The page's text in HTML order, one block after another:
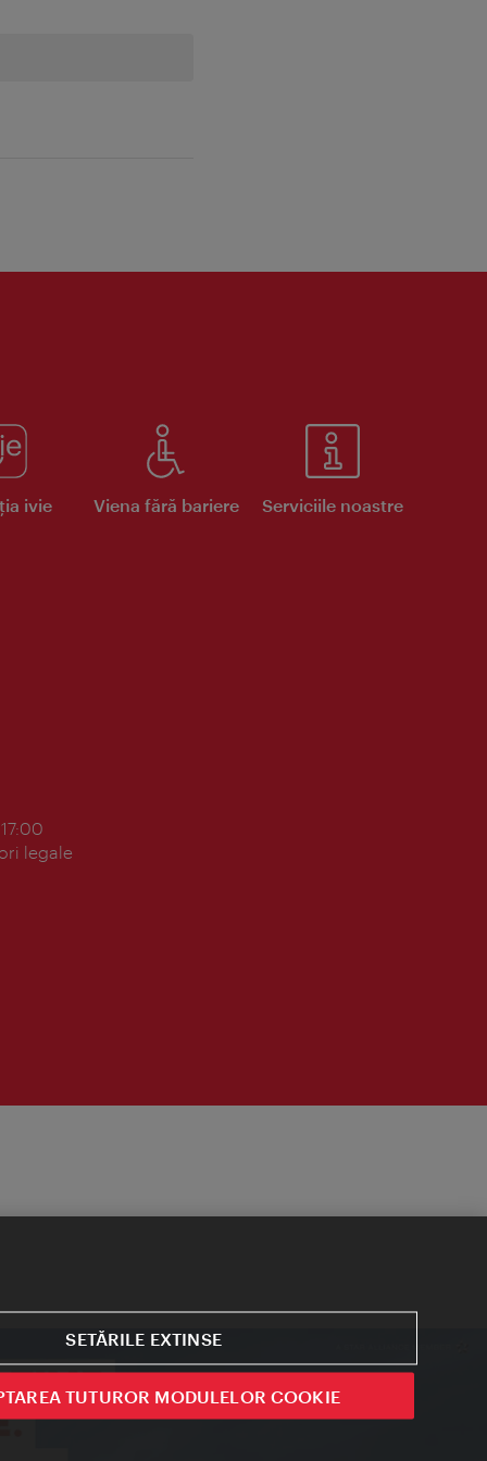
ivie Viena fără bariere Serviciile noastre
legale
SETĂRILE EXTINSE
TUTUROR MODULELOR COOKIE